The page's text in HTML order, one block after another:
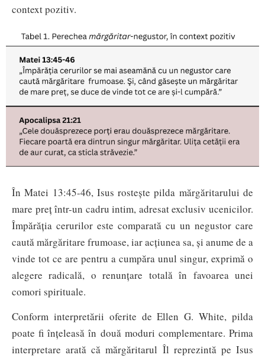
context pozitiv.
În Matei 13:45-46, Isus rostește pilda mărgăritarului de
mare preț într-un cadru intim, adresat exclusiv ucenicilor.
Împărăția cerurilor este comparată cu un negustor care
caută mărgăritare frumoase, iar acțiunea sa, și anume de a
vinde tot ce are pentru a cumpăra unul singur, exprimă o
alegere radicală, o renunțare totală în favoarea unei
comori spirituale.
Conform interpretării oferite de Ellen G. White, pilda
poate fi înțeleasă în două moduri complementare. Prima
interpretare arată că mărgăritarul Îl reprezintă pe Isus